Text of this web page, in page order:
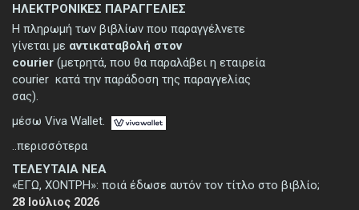
ΤΕΛΕΥΤΑΙΑ ΝΕΑ
«ΕΓΩ, ΧΟΝΤΡΗ»: ποιά έδωσε αυτόν τον τίτλο στο βιβλίο;
28 Ιούλιος 2026
ΗΛΕΚΤΡΟΝΙΚΕΣ ΠΑΡΑΓΓΕΛΙΕΣ
Η πληρωμή των βιβλίων που παραγγέλνετε
γίνεται με αντικαταβολή στον
courier (μετρητά, που θα παραλάβει η εταιρεία
courier κατά την παράδοση της παραγγελίας
σας).
μέσω Viva Wallet.
..περισσότερα